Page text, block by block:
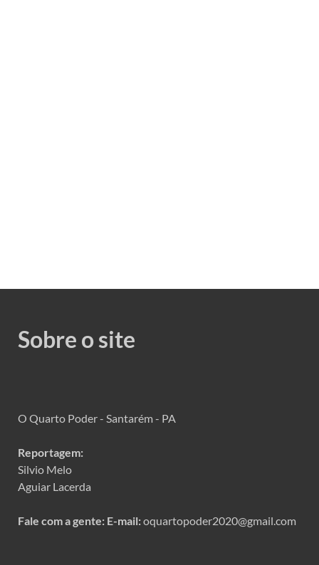
Sobre o site
O Quarto Poder - Santarém - PA
Reportagem:
Silvio Melo
Aguiar Lacerda
Fale com a gente: E-mail:oquartopoder2020@gmail.com